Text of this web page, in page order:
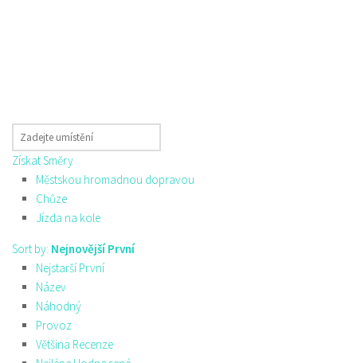
Získat Směry
Městskou hromadnou dopravou
Chůze
Jízda na kole
Sort by: Nejnovější První
Nejstarší První
Název
Náhodný
Provoz
Většina Recenze